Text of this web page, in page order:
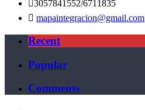
3057841552/6711835
mapaintegracion@gmail.com
Recent
Popular
Comments